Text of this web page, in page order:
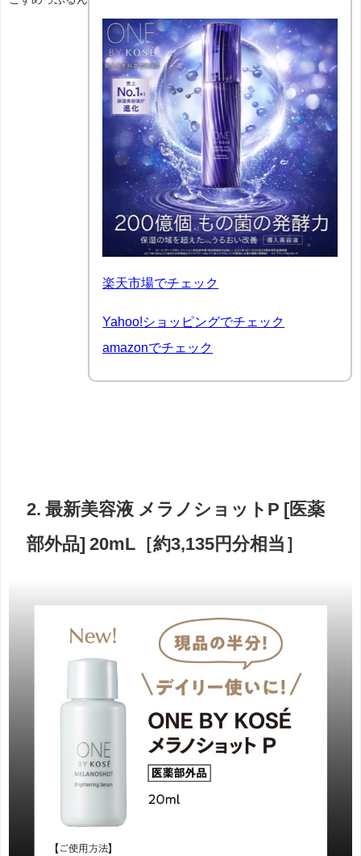
楽天市場でチェック
Yahoo!ショッピングでチェック
amazonでチェック
2. 最新美容液 メラノショットP [医薬
部外品] 20mL［約3,135円分相当］